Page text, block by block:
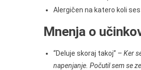
Alergičen na katero koli
Mnenja o
“Deluje skoraj takoj” – Ker
napenjanje. Počutil sem se